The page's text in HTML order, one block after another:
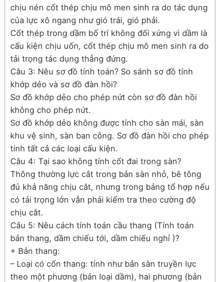
chịu nén cốt thép chịu mô men sinh ra do tác dụng
của lực xô ngang như gió trái, gió phải.
Cốt thép trong dầm bố trí không đối xứng vì dầm là
cấu kiện chịu uốn, cốt thép chịu mô men sinh ra do
tải trọng tác dụng thẳng đứng.
Câu 3: Nêu sơ đồ tính toán? So sánh sơ đồ tính
khớp dẻo và sơ đồ đàn hồi?
Sơ đồ khớp dẻo cho phép nứt còn sơ đồ đàn hồi
không cho phép nứt.
Sơ đồ khớp dẻo không được tính cho sàn mái, sàn
khu vệ sinh, sàn ban công. Sơ đồ đàn hồi cho phép
tính tất cả các loại cấu kiện.
Câu 4: Tại sao không tính cốt đai trong sàn?
Thông thường lực cắt trong bản sàn nhỏ, bê tông
đủ khả năng chịu cắt, nhưng trong bảng tổ hợp nếu
có tải trọng lớn vẫn phải kiểm tra theo cường độ
chịu cắt.
Câu 5: Nêu cách tính toán cầu thang (Tính toán
bản thang, dầm chiếu tới, dầm chiếu nghỉ )?
+ Bản thang:
– Loại có cốn thang: tính như bản sàn truyền lực
theo một phương (bản loại dầm), hai phương (bản